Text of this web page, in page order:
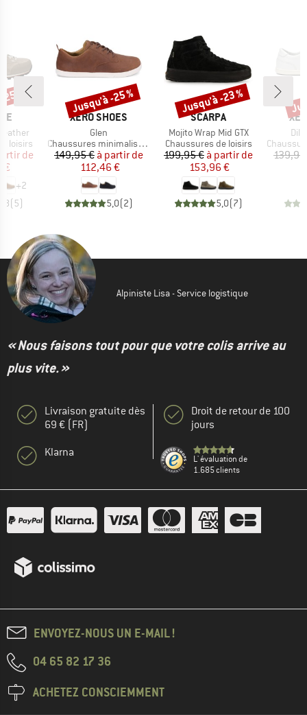
loisirs
réduit
de
€
+2
( 5)
%
MARQUE
XERO SHOES
Article
Glen
Product group
Chaussures minimalistes
Prix
149,95 € Prix réduit
à partir de
112,46 €
5,0(2)
Remise
Jusqu'à -25 %
MARQUE
SCARPA
Article
Mojito Wrap Mid GTX
Product group
Chaussures de loisirs
Prix
199,95 € Prix réduit
à partir de
153,96 €
5,0(7)
Remise
Jusqu'à -23 %
Product
Alpiniste Lisa - Service logistique
« Nous faisons tout pour que votre colis arrive au
plus vite. »
Livraison gratuite dès
69 € (FR)
Klarna
Droit de retour de 100
jours
L' évaluation de
1.685 clients
ENVOYEZ-NOUS UN E-MAIL !
04 65 82 17 36
ACHETEZ CONSCIEMMENT